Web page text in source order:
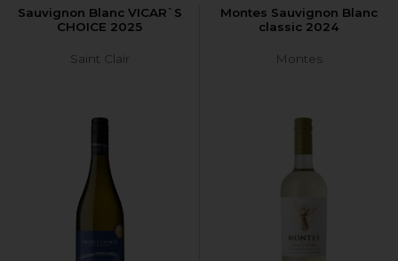
Sauvignon Blanc VICAR`S
CHOICE 2025
Saint Clair
Montes Sauvignon Blanc
classic 2024
Montes